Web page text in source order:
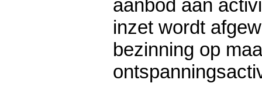
aanbod aan
inzet wordt
bezinning op